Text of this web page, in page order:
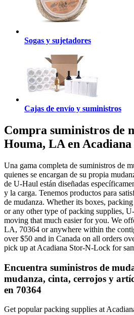
Sogas y sujetadores
Cajas de envío y suministros
Compra suministros de
Houma, LA en
Una gama completa de suministros de
quienes se encargan de su propia
de U-Haul están diseñadas
y la carga. Tenemos productos para
de mudanza. Whether its boxes,
or any other type of packing supplies,
moving that much easier for you. We
LA, 70364 or anywhere within the
over $50 and in Canada on all orders
pick up at Acadiana Stor-N-Lock for
Encuentra suministros de
mudanza, cinta, cerrojos y
en 70364
Get popular packing supplies at